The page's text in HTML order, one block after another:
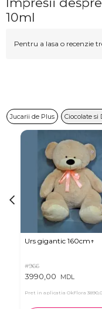
10ml
Pentru a lasa o recenzie
Jucarii de Plus Ciocolate si
Urs gigantic 160cm↑
#966
3990,00 MDL
Pret in aplicatia OkFlora